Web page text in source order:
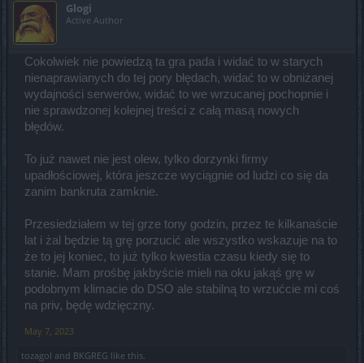
Glogi
Active Author
Cokolwiek nie powiedzą ta gra pada i widać to w starych
nienaprawianych do tej pory błędach, widać to w obniżanej
wydajności serwerów, widać to we wrzucanej pochopnie i
nie sprawdzonej kolejnej treści z całą masą nowych
błędów.
To już nawet nie jest olew, tylko dorzynki firmy
upadłościowej, która jeszcze wyciągnie od ludzi co się da
zanim bankruta zamknie.
Przesiedziałem w tej grze tony godzin, przez te kilkanaście
lat i żal będzie tą grę porzucić ale wszystko wskazuje na to
że to jej koniec, to już tylko kwestia czasu kiedy się to
stanie. Mam prośbę jakbyście mieli na oku jakąś grę w
podobnym klimacie do DSO ale stabilną to wrzućcie mi coś
na priv, będę wdzięczny.
May 7, 2023
tozagol and BKGREG like this.